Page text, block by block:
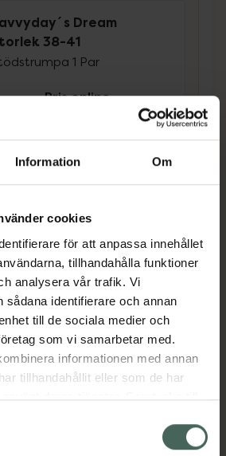
Information Om
cookies
för att anpassa innehållet
tillhandahålla funktioner
analysera vår trafik. Vi
sådana identifierare och annan
till de sociala medier och
som vi samarbetar med.
informationen med annan
tillhandahållit eller som de har
deras tjänster. Samtycke till
via webbplatsens
Dream
38-41
1 Par
Pris online
Dölj
Quarter Socks – en
tillverkad i högkvalitativ,
att skapa lång hållbarhet
en tunn meshpanel på
designade för att ge din fot
under varma och aktiva
nylonen gör inte
slitstarka utan också en mjuk
mot huden. Meshpanelen